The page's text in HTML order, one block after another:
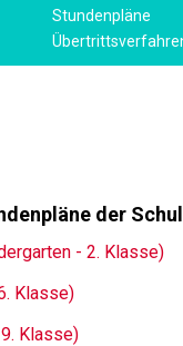
Stundenpläne
der
- 2. Klasse)
Klasse)
Klasse)